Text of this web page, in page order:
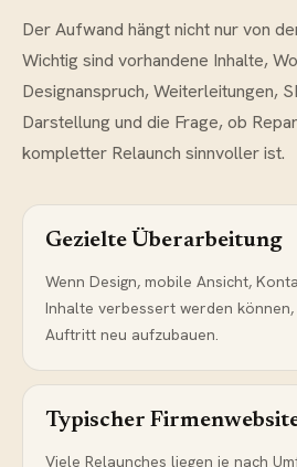
Der Aufwand hängt nicht nur von
Wichtig sind vorhandene Inhalte,
Designanspruch, Weiterleitungen,
Darstellung und die Frage, ob
kompletter Relaunch sinnvoller ist.
Gezielte Überarbeitung
Wenn Design, mobile Ansicht,
Inhalte verbessert werden
Auftritt neu aufzubauen.
Typischer
Viele Relaunches liegen je nach